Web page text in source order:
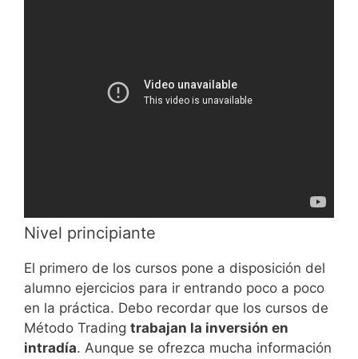
Nivel principiante
El primero de los cursos pone a disposición del
alumno ejercicios para ir entrando poco a poco
en la práctica. Debo recordar que los cursos de
Método Trading trabajan la inversión en
intradía. Aunque se ofrezca mucha información